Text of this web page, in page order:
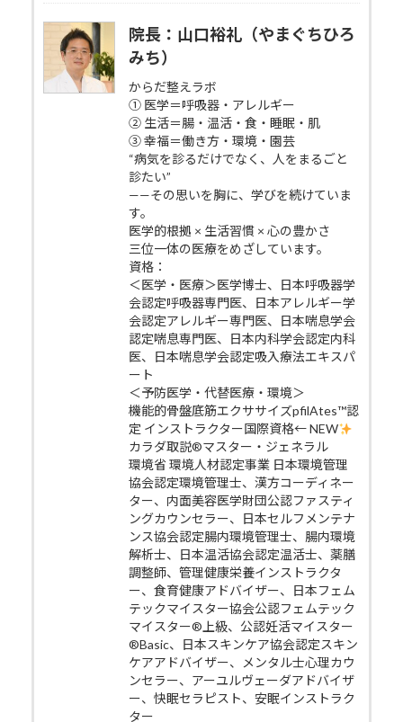
院長：山口裕礼（やまぐちひろ
みち）
からだ整えラボ
① 医学＝呼吸器・アレルギー
② 生活＝腸・温活・食・睡眠・肌
③ 幸福＝働き方・環境・園芸
“病気を診るだけでなく、人をまるごと
診たい”
——その思いを胸に、学びを続けていま
す。
医学的根拠 × 生活習慣 × 心の豊かさ
三位一体の医療をめざしています。
資格：
＜医学・医療＞医学博士、日本呼吸器学
会認定呼吸器専門医、日本アレルギー学
会認定アレルギー専門医、日本喘息学会
認定喘息専門医、日本内科学会認定内科
医、日本喘息学会認定吸入療法エキスパ
ート
＜予防医学・代替医療・環境＞
機能的骨盤底筋エクササイズpfilAtes™認
定 インストラクター国際資格← NEW
カラダ取説®マスター・ジェネラル
環境省 環境人材認定事業 日本環境管理
協会認定環境管理士、漢方コーディネー
ター、内面美容医学財団公認ファスティ
ングカウンセラー、日本セルフメンテナ
ンス協会認定腸内環境管理士、腸内環境
解析士、日本温活協会認定温活士、薬膳
調整師、管理健康栄養インストラクタ
ー、食育健康アドバイザー、日本フェム
テックマイスター協会公認フェムテック
マイスター®上級、公認妊活マイスター
®Basic、日本スキンケア協会認定スキン
ケアアドバイザー、メンタル士心理カウ
ンセラー、アーユルヴェーダアドバイザ
ー、快眠セラピスト、安眠インストラク
ター